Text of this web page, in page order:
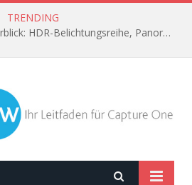
TRENDING
Capture One 22 Im Überblick: HDR-Belichtungsreihe, Panorama aus Einzelbildern, Horizont automatisch ausrichten